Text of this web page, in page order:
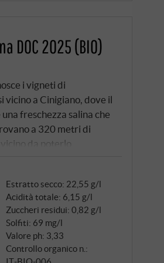
DOC 2025 (BIO)
i vigneti di
vicino a Cinigiano, dove il
freschezza salina che
a 320 metri di
da poterlo
a temperatura
Estratto secco: 22,55 g/l
Acidità totale: 6,15 g/l
Zuccheri residui: 0,82 g/l
Solfiti: 69 mg/l
Valore ph: 3,33
Controllo organico n.: